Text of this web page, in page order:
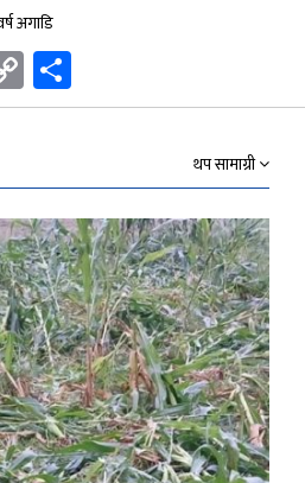
अगाडि
Copy
Link
थप सामाग्री